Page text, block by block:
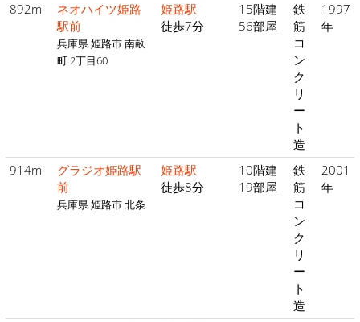
892m
ネオハイツ姫路
駅前
兵庫県 姫路市 南畝
町 2丁目60
姫路駅
徒歩7分
15階建
56部屋
鉄
筋
コ
ン
ク
リ
ー
ト
造
1997
年
914m
グラジオ姫路駅
前
兵庫県 姫路市 北条
姫路駅
徒歩8分
10階建
19部屋
鉄
筋
コ
ン
ク
リ
ー
ト
造
2001
年